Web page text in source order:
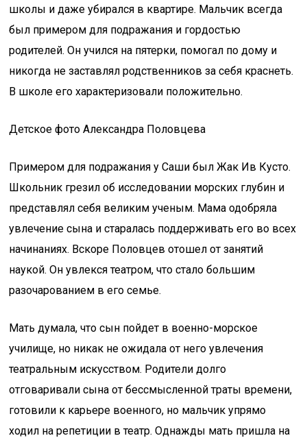
школы и даже убирался в квартире. Мальчик всегда
был примером для подражания и гордостью
родителей. Он учился на пятерки, помогал по дому и
никогда не заставлял родственников за себя краснеть.
В школе его характеризовали положительно.
Детское фото Александра Половцева
Примером для подражания у Саши был Жак Ив Кусто.
Школьник грезил об исследовании морских глубин и
представлял себя великим ученым. Мама одобряла
увлечение сына и старалась поддерживать его во всех
начинаниях. Вскоре Половцев отошел от занятий
наукой. Он увлекся театром, что стало большим
разочарованием в его семье.
Мать думала, что сын пойдет в военно-морское
училище, но никак не ожидала от него увлечения
театральным искусством. Родители долго
отговаривали сына от бессмысленной траты времени,
готовили к карьере военного, но мальчик упрямо
ходил на репетиции в театр. Однажды мать пришла на